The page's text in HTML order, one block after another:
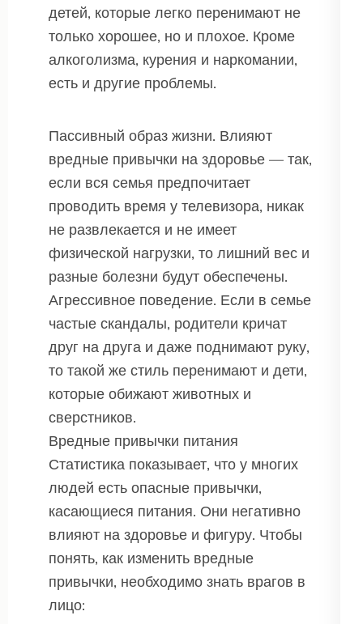
детей, которые легко перенимают не
только хорошее, но и плохое. Кроме
алкоголизма, курения и наркомании,
есть и другие проблемы.
Пассивный образ жизни. Влияют
вредные привычки на здоровье — так,
если вся семья предпочитает
проводить время у телевизора, никак
не развлекается и не имеет
физической нагрузки, то лишний вес и
разные болезни будут обеспечены.
Агрессивное поведение. Если в семье
частые скандалы, родители кричат
друг на друга и даже поднимают руку,
то такой же стиль перенимают и дети,
которые обижают животных и
сверстников.
Вредные привычки питания
Статистика показывает, что у многих
людей есть опасные привычки,
касающиеся питания. Они негативно
влияют на здоровье и фигуру. Чтобы
понять, как изменить вредные
привычки, необходимо знать врагов в
лицо: